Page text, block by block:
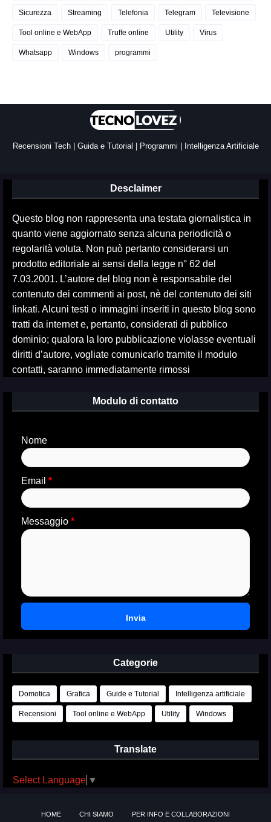
Sicurezza Streaming Telefonia Telegram Televisione
Tool online e WebApp Truffe online Utility Virus
Whatsapp Windows programmi
Recensioni Tech | Guida e Tutorial | Programmi | Intelligenza Artificiale
Desclaimer
Questo blog non rappresenta una testata giornalistica in
quanto viene aggiornato senza alcuna periodicità o
regolarità voluta. Non può pertanto considerarsi un
prodotto editoriale ai sensi della legge n° 62 del
7.03.2001. L’autore del blog non è responsabile del
contenuto dei commenti ai post, nè del contenuto dei siti
linkati. Alcuni testi o immagini inseriti in questo blog sono
tratti da internet e, pertanto, considerati di pubblico
dominio; qualora la loro pubblicazione violasse eventuali
diritti d’autore, vogliate comunicarlo tramite il modulo
contatti, saranno immediatamente rimossi
Modulo di contatto
Nome
Email *
Messaggio *
Categorie
Domotica Grafica Guide e Tutorial Intelligenza artificiale
Recensioni Tool online e WebApp Utility Windows
Translate
Select Language ▼
HOME CHI SIAMO PER INFO E COLLABORAZIONI